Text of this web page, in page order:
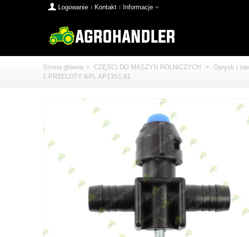
Logowanie Kontakt Informacje
Strona główna > CZĘŚCI DO MASZYN ROLNICZYCH > Oprysk i
1 PRZELOTY KPL AP13S1.61